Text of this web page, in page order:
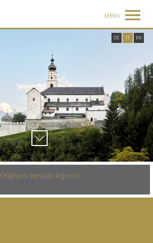
MENU
DE IT EN
Ordine di servizio Agosto